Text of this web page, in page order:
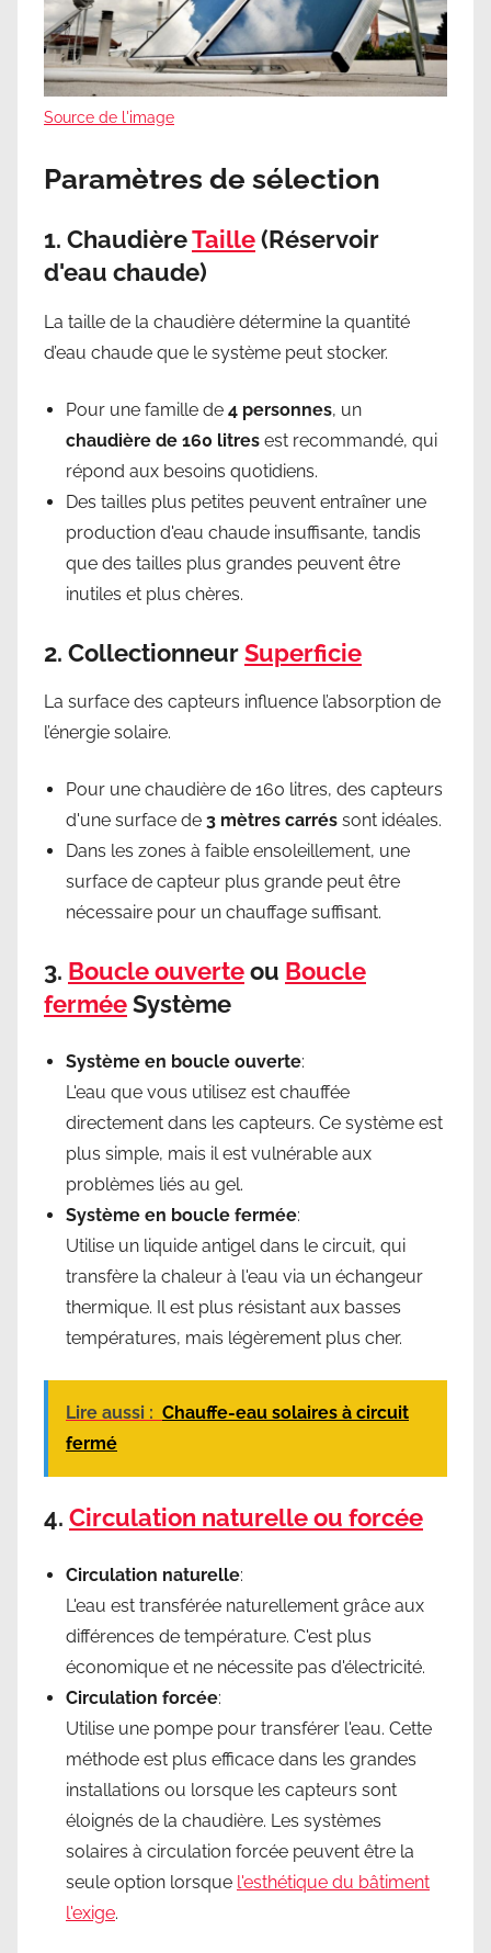
Source de l'image
Paramètres de sélection
1. ChaudièreTaille(Réservoir
d'eau chaude)
La taille de la chaudière détermine la quantité
d’eau chaude que le système peut stocker.
Pour une famille de 4 personnes, un
chaudière de 160 litres est recommandé, qui
répond aux besoins quotidiens.
Des tailles plus petites peuvent entraîner une
production d'eau chaude insuffisante, tandis
que des tailles plus grandes peuvent être
inutiles et plus chères.
2. CollectionneurSuperficie
La surface des capteurs influence l’absorption de
l’énergie solaire.
Pour une chaudière de 160 litres, des capteurs
d'une surface de 3 mètres carrés sont idéales.
Dans les zones à faible ensoleillement, une
surface de capteur plus grande peut être
nécessaire pour un chauffage suffisant.
3. Boucle ouverteou Boucle
ferméeSystème
Système en boucle ouverte:
L'eau que vous utilisez est chauffée
directement dans les capteurs. Ce système est
plus simple, mais il est vulnérable aux
problèmes liés au gel.
Système en boucle fermée:
Utilise un liquide antigel dans le circuit, qui
transfère la chaleur à l'eau via un échangeur
thermique. Il est plus résistant aux basses
températures, mais légèrement plus cher.
Lire aussi : Chauffe-eau solaires à circuit
fermé
4. Circulation naturelle ou forcée
Circulation naturelle:
L'eau est transférée naturellement grâce aux
différences de température. C'est plus
économique et ne nécessite pas d'électricité.
Circulation forcée:
Utilise une pompe pour transférer l'eau. Cette
méthode est plus efficace dans les grandes
installations ou lorsque les capteurs sont
éloignés de la chaudière. Les systèmes
solaires à circulation forcée peuvent être la
seule option lorsque l'esthétique du bâtiment
l'exige.